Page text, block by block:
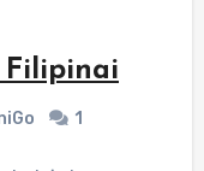
Filipinai
1